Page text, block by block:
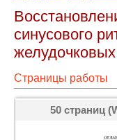
синусового
желудочковых
Страницы работы
50 страниц